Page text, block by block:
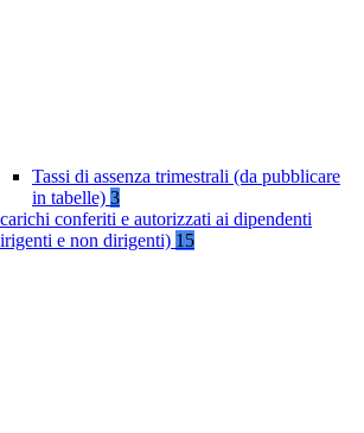
Tassi di assenza trimestrali (da pubblicare
in tabelle) 3
conferiti e autorizzati ai dipendenti
e non dirigenti) 15